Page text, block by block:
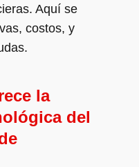
Aquí se
costos, y
la
del